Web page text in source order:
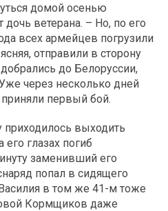
домой осенью
дочь ветерана. – Но, по его
всех армейцев погрузили
отправили в сторону
до Белоруссии,
через несколько дней
первый бой.
выходить
глазах погиб
заменивший его
попал в сидящего
в том же 41-м тоже
Кормщиков даже